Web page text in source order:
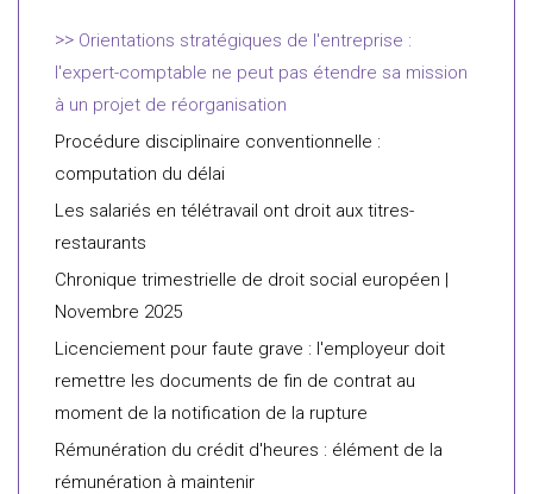
Orientations stratégiques de l'entreprise :
l'expert-comptable ne peut pas étendre sa mission
à un projet de réorganisation
Procédure disciplinaire conventionnelle :
computation du délai
Les salariés en télétravail ont droit aux titres-
restaurants
Chronique trimestrielle de droit social européen |
Novembre 2025
Licenciement pour faute grave : l'employeur doit
remettre les documents de fin de contrat au
moment de la notification de la rupture
Rémunération du crédit d'heures : élément de la
rémunération à maintenir